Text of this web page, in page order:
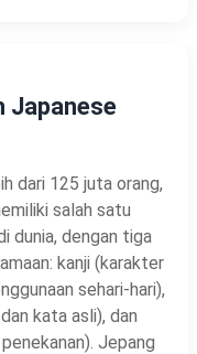
Japanese
dari 125 juta orang,
salah satu
dunia, dengan tiga
kanji (karakter
sehari-hari),
kata asli), dan
Jepang